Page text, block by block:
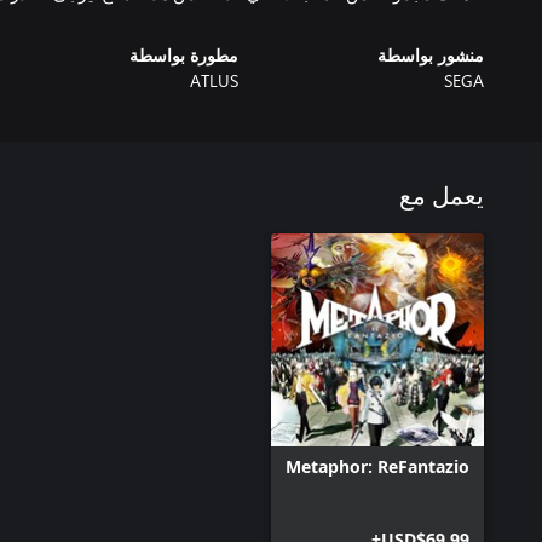
منشور بواسطة
SEGA
مطورة بواسطة
ATLUS
يعمل مع
Metaphor: ReFantazio